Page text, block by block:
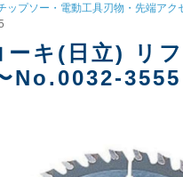
ップソー・電動工具刃物・先端アク
ーキ(日立) リ
No.0032-3555